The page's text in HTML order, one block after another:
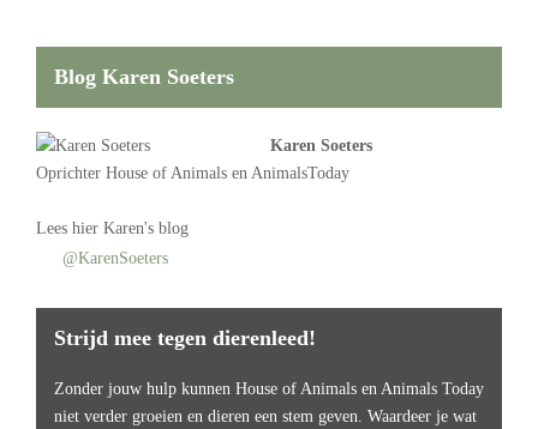
Blog Karen Soeters
Karen Soeters
Oprichter House of Animals en AnimalsToday
Lees hier Karen's blog
@KarenSoeters
Strijd mee tegen dierenleed!
Zonder jouw hulp kunnen House of Animals en Animals Today
niet verder groeien en dieren een stem geven. Waardeer je wat